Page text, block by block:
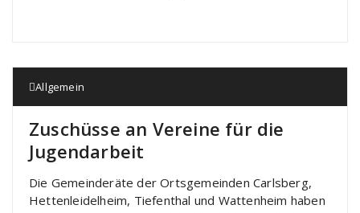
Allgemein
Zuschüsse an Vereine für die
Jugendarbeit
Die Gemeinderäte der Ortsgemeinden Carlsberg,
Hettenleidelheim, Tiefenthal und Wattenheim haben